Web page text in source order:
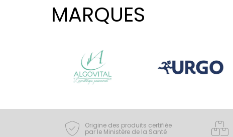
MARQUES
Origine des produits certifiée
par le Ministère de la Santé